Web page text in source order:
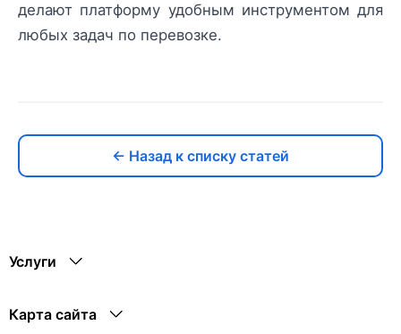
делают платформу удобным инструментом для
любых задач по перевозке.
← Назад к списку статей
Услуги
Карта сайта